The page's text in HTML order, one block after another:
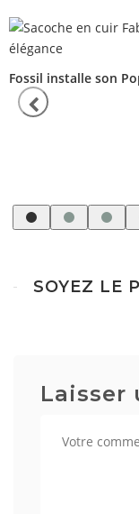
Fossil installe son
SOYEZ LE
Laisser